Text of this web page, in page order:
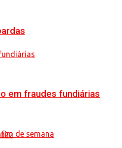
em fraudes fundiárias